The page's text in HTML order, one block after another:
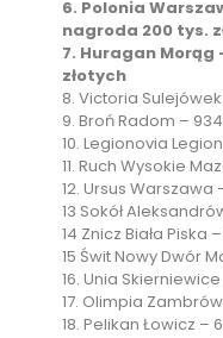
6. Polonia
nagroda 200 tys.
7. Huragan Morąg
złotych
8. Victoria
9. Broń Radom –
10. Legionovia
11. Ruch Wysokie
12. Ursus Warszawa
13 Sokół
14 Znicz Biała Piska
15 Świt Nowy Dwór
16. Unia
17. Olimpia
18. Pelikan Łowicz –